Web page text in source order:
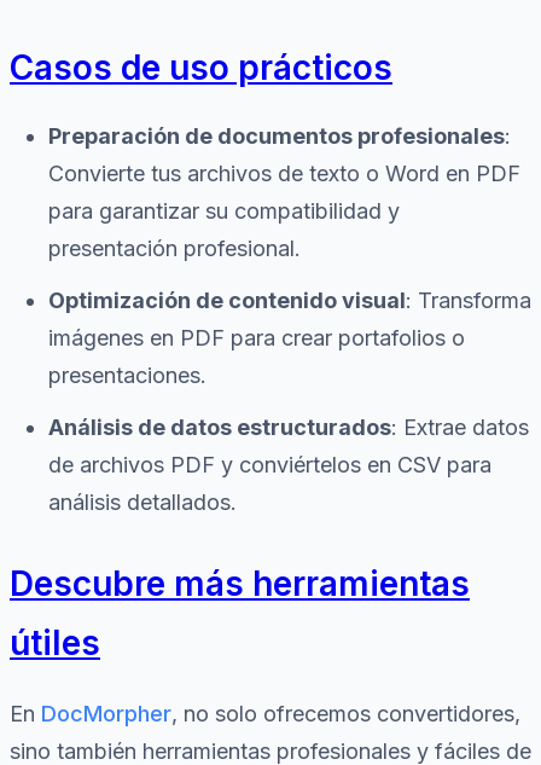
Casos de uso prácticos
Preparación de documentos profesionales:
Convierte tus archivos de texto o Word en PDF
para garantizar su compatibilidad y
presentación profesional.
Optimización de contenido visual: Transforma
imágenes en PDF para crear portafolios o
presentaciones.
Análisis de datos estructurados: Extrae datos
de archivos PDF y conviértelos en CSV para
análisis detallados.
Descubre más herramientas
útiles
En DocMorpher, no solo ofrecemos convertidores,
sino también herramientas profesionales y fáciles de